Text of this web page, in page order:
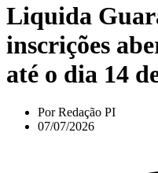
Liquida
inscrições
até o dia 14
PorRedação PI
07/07/2026